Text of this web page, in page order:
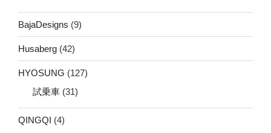
BajaDesigns (9)
Husaberg (42)
HYOSUNG (127)
試乗車 (31)
QINGQI (4)